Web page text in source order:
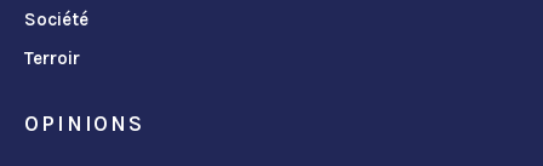
Société
Terroir
OPINIONS